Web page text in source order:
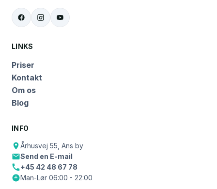
LINKS
Priser
Kontakt
Om os
Blog
INFO
Århusvej 55, Ans by
Send en E-mail
+45 42 48 67 78
Man-Lør 06:00 - 22:00